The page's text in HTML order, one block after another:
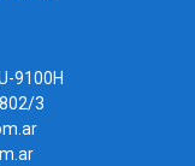
9100H
3